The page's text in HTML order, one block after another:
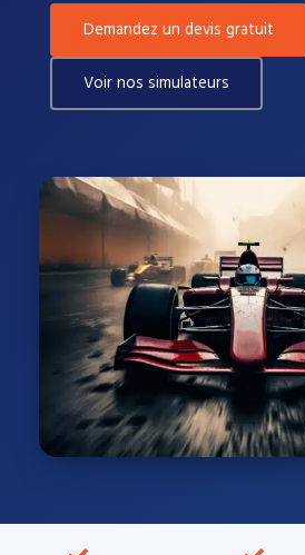
Demandez un devis gratuit
Voir nos simulateurs